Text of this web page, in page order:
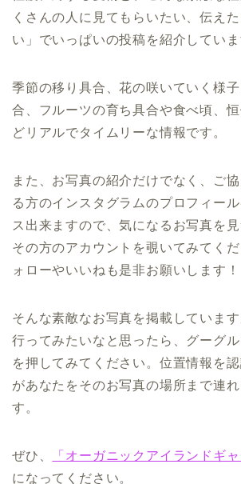
くさんの人に見てもらいたい、伝え
い」でいっぱいの投稿を紹介していま
季節の移り具合、花の咲いていく様
合、フルーツの育ち具合や食べ頃、
どリアルでタイムリーな情報です。
また、お写真の紹介だけでなく、ご
る方のインスタグラムのプロフィー
ス出来ますので、気になるお写真を
その方のアカウントを覗いてみてく
ォローやいいねも是非お願いします！
そんな素敵なお写真を掲載していま
行ってみたいなと思ったら、グーグ
を押してみてください。位置情報を
があなたをそのお写真の場所まで連
す。
ぜひ、 「オーガニックアイランドギャ
になってください。